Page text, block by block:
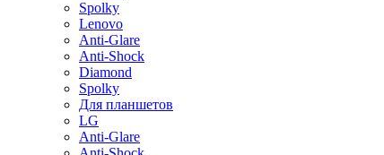
Spolky
Lenovo
Anti-Glare
Anti-Shock
Diamond
Spolky
Для планшетов
LG
Anti-Glare